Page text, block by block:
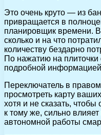
Это очень круто — из
привращается в
планировщик времени.
сколько и на что
количеству бездарно
По нажатию на
подробной
Переключатель в
просмотреть карту
хотя и не сказать,
к тому же, сильно
автономной работы